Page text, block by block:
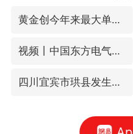
黄金创今年来最大单周涨幅
视频丨中国东方电气集团原党组副书记、董事宋致远被查
四川宜宾市珙县发生3.4级地震